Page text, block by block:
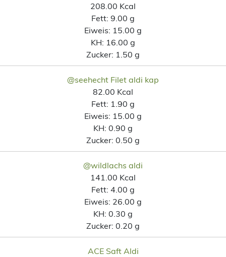
208.00 Kcal
Fett: 9.00 g
Eiweis: 15.00 g
KH: 16.00 g
Zucker: 1.50 g
@seehecht Filet aldi kap
82.00 Kcal
Fett: 1.90 g
Eiweis: 15.00 g
KH: 0.90 g
Zucker: 0.50 g
@wildlachs aldi
141.00 Kcal
Fett: 4.00 g
Eiweis: 26.00 g
KH: 0.30 g
Zucker: 0.20 g
ACE Saft Aldi